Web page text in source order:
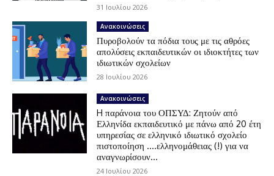
31 Ιουλίου 2026
Ανακοινώσεις
Πυροβολούν τα πόδια τους με τις αθρόες
απολύσεις εκπαιδευτικών οι ιδιοκτήτες των
ιδιωτικών σχολείων
28 Ιουλίου 2026
Ανακοινώσεις
H παράνοια του ΟΠΣΥΔ: Ζητούν από
Ελληνίδα εκπαιδευτικό με πάνω από 20 έτη
υπηρεσίας σε ελληνικό ιδιωτικό σχολείο
πιστοποίηση ….ελληνομάθειας (!) για να
αναγνωρίσουν...
24 Ιουλίου 2026